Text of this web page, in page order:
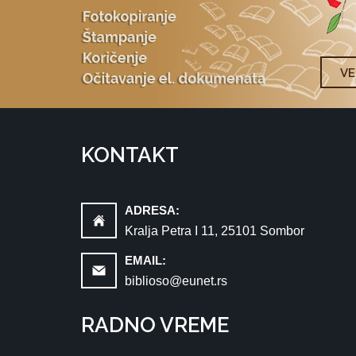
KONTAKT
ADRESA:
Kralja Petra I 11, 25101 Sombor
EMAIL:
biblioso@eunet.rs
RADNO VREME